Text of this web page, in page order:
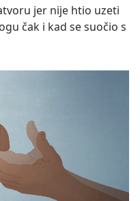
jer nije htio uzeti
čak i kad se suočio s